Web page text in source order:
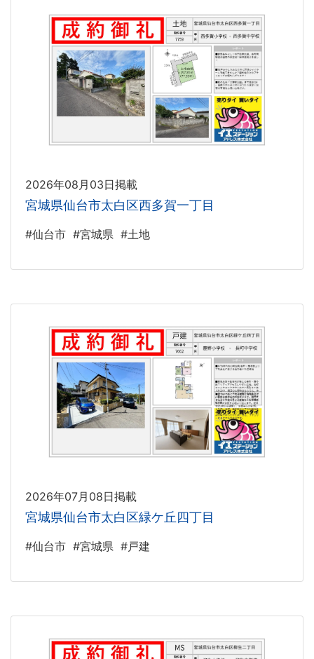
2026年08月03日掲載
宮城県仙台市太白区西多賀一丁目
#仙台市 #宮城県 #土地
2026年07月08日掲載
宮城県仙台市太白区緑ケ丘四丁目
#仙台市 #宮城県 #戸建